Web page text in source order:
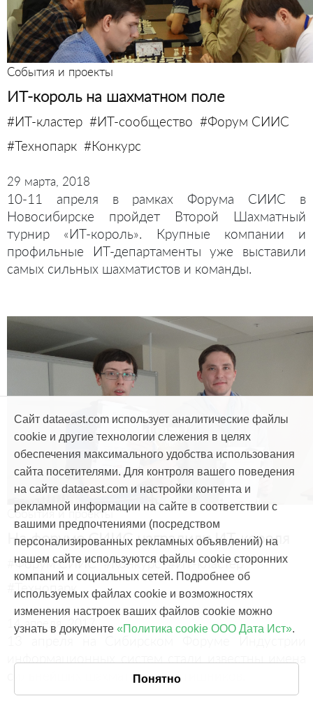
События и проекты
ИТ-король на шахматном поле
#ИТ-кластер #ИТ-сообщество #Форум СИИС
#Технопарк #Конкурс
29 марта, 2018
10-11 апреля в рамках Форума СИИС в
Новосибирске пройдет Второй Шахматный
турнир «ИТ-король». Крупные компании и
профильные ИТ-департаменты уже выставили
самых сильных шахматистов и команды.
События и проекты
На форуме СИИС наградили ИТ-короля
#Форум СИИС #Конкурс #ИТ-кластер
#Технопарк
14 апреля, 2017
сильнейших шахматистов-айтишников.
Сайт dataeast.com использует аналитические файлы
cookie и другие технологии слежения в целях
обеспечения максимального удобства использования
сайта посетителями. Для контроля вашего поведения
на сайте dataeast.com и настройки контента и
рекламной информации на сайте в соответствии с
вашими предпочтениями (посредством
персонализированных рекламных объявлений) на
нашем сайте используются файлы cookie сторонних
компаний и социальных сетей. Подробнее об
используемых файлах cookie и возможностях
изменения настроек ваших файлов cookie можно
узнать в документе «Политика cookie ООО Дата Ист».
Понятно